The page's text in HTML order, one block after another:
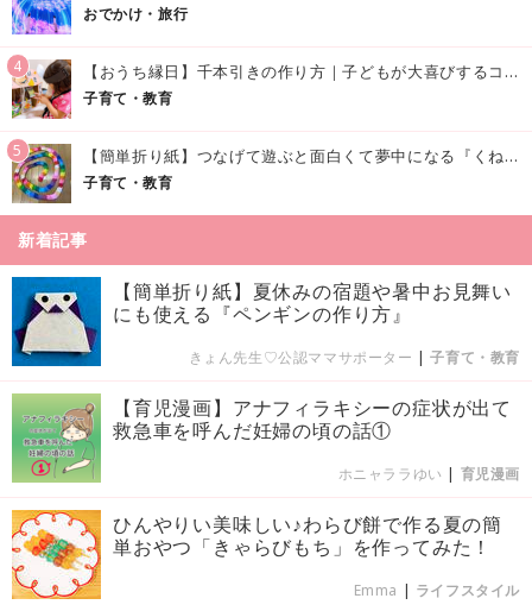
おでかけ・旅行
4 【おうち縁日】千本引きの作り方｜子どもが大喜びするコツやアイデア♪
子育て・教育
5 【簡単折り紙】つなげて遊ぶと面白くて夢中になる『くねくねへびさんの作り方』
子育て・教育
新着記事
【簡単折り紙】夏休みの宿題や暑中お見舞い
にも使える『ペンギンの作り方』
きょん先生♡公認ママサポーター |子育て・教育
【育児漫画】アナフィラキシーの症状が出て
救急車を呼んだ妊婦の頃の話①
ホニャララゆい | 育児漫画
ひんやりい美味しい♪わらび餅で作る夏の簡
単おやつ「きゃらびもち」を作ってみた！
Emma | ライフスタイル